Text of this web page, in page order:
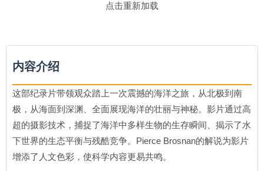
点击重新加载
内容介绍
这部纪录片带领观众踏上一次震撼的海洋之旅，从北极到南
极，从海面到深渊、全面展现海洋的壮丽与神秘。影片通过高
超的摄影技术，捕捉了海洋中多样生物的生存瞬间、揭示了水
下世界的生态平衡与残酷竞争。Pierce Brosnan的解说为影片
增添了人文色彩，使科学内容更易共鸣。